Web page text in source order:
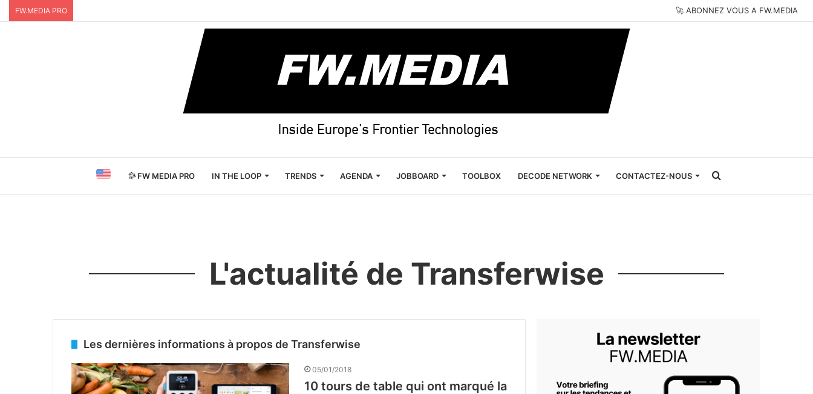
FW.MEDIA PRO 🚀 ABONNEZ VOUS A FW.MEDIA
FW MEDIA PRO IN THE LOOP TRENDS AGENDA JOBBOARD TOOLBOX DECODE NETWORK CONTACTEZ-NOUS Rechercher
L'actualité de Transferwise
Les dernières informations à propos de Transferwise
05/01/2018
10 tours de table qui ont marqué la